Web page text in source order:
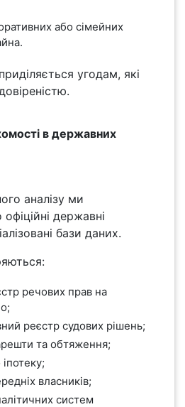
або сімейних
угодам, які
в державних
аналізу ми
державні
бази даних.
речових прав на
реєстр судових рішень;
та обтяження;
власників;
систем